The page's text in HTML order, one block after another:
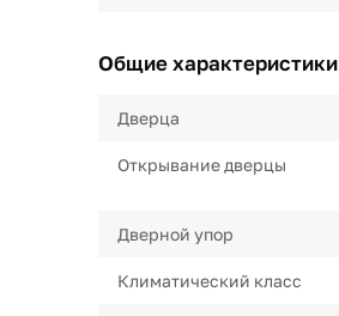
Общие характеристики
Дверца
Открывание дверцы
Дверной упор
Климатический класс